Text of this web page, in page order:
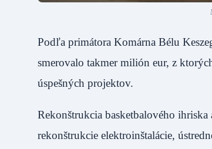
Podľa primátora Komárna Bélu
smerovalo takmer milión eur, z
úspešných projektov.
Rekonštrukcia basketbalového
rekonštrukcie elektroinštalácie,